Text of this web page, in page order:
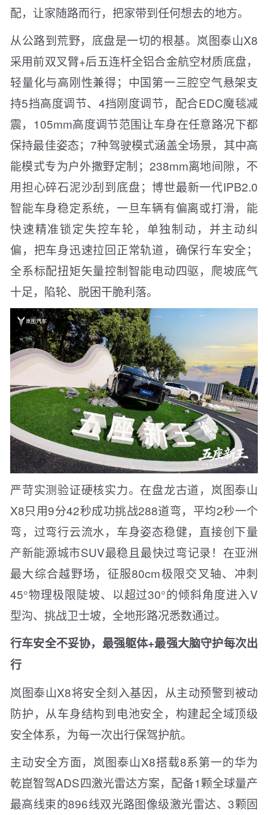
配，让家随路而行，把家带到任何想去的地方。
从公路到荒野，底盘是一切的根基。岚图泰山X8
采用前双叉臂+后五连杆全铝合金航空材质底盘，
轻量化与高刚性兼得；中国第一三腔空气悬架支
持5挡高度调节、4挡刚度调节，配合EDC魔毯减
震，105mm高度调节范围让车身在任意路况下都
保持最佳姿态；7种驾驶模式涵盖全场景，其中高
能模式专为户外撒野定制；238mm离地间隙，不
用担心碎石泥沙刮到底盘；博世最新一代IPB2.0
智能车身稳定系统，一旦车辆有偏离或打滑，能
快速精准锁定失控车轮，单独制动，并主动纠
偏，把车身迅速拉回正常轨道，确保行车安全；
全系标配扭矩矢量控制智能电动四驱，爬坡底气
十足，陷轮、脱困干脆利落。
严苛实测验证硬核实力。在盘龙古道，岚图泰山
X8只用9分42秒成功挑战288道弯，平均2秒一个
弯，过弯行云流水，车身姿态稳健，直接创下量
产新能源城市SUV最稳且最快过弯记录！在亚洲
最大综合越野场，征服80cm极限交叉轴、冲刺
45°物理极限陡坡、以超过30°的倾斜角度进入V
型沟、挑战卫士坡，全地形路况悉数通过。
行车安全不妥协，最强躯体+最强大脑守护每次出
行
岚图泰山X8将安全刻入基因，从主动预警到被动
防护，从车身结构到电池安全，构建起全域顶级
安全体系，为每一次出行保驾护航。
主动安全方面，岚图泰山X8搭载8系第一的华为
乾崑智驾ADS四激光雷达方案，配备1颗全球量产
最高线束的896线双光路图像级激光雷达、3颗固